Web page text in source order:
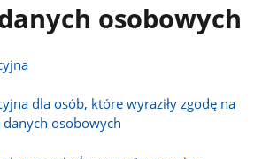
osobowych
dla osób, które wyraziły zgodę na
osobowych